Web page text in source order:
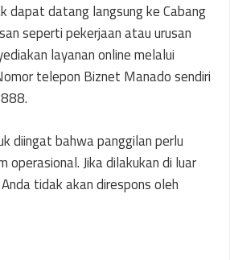
dapat datang langsung ke Cabang
seperti pekerjaan atau urusan
layanan online melalui
telepon Biznet Manado sendiri
diingat bahwa panggilan perlu
operasional. Jika dilakukan di luar
tidak akan direspons oleh